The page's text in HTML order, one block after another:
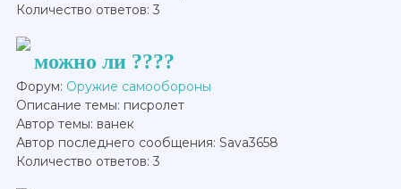
Количество ответов: 3
можно ли ????
Форум: Оружие самообороны
Описание темы: писролет
Автор темы: ванек
Автор последнего сообщения: Sava3658
Количество ответов: 3